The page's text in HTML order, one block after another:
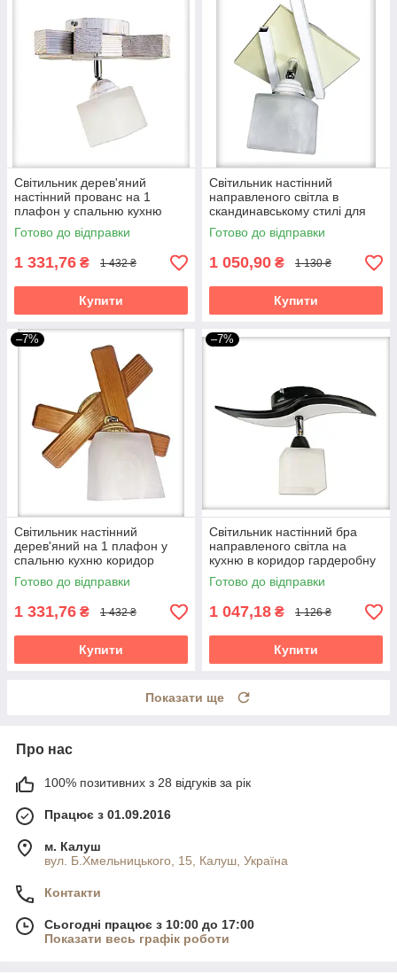
Світильник дерев'яний
настінний прованс на 1
плафон у спальню кухню
коридор гардероб бра
Квадро/1 білий
Готово до відправки
1 331,76 ₴ 1 432 ₴
Купити
Світильник настінний
направленого світла в
скандинавському стилі для
кухні коридору бра Данко/1
біло-бежеве
Готово до відправки
1 050,90 ₴ 1 130 ₴
Купити
–7%
Світильник настінний
дерев'яний на 1 плафон у
спальню кухню коридор
гардероб бра Квадро/1
сонома
Готово до відправки
1 331,76 ₴ 1 432 ₴
Купити
–7%
Світильник настінний бра
направленого світла на
кухню в коридор гардеробну
дитячу спальню Зоряна/1
чорно-біла
Готово до відправки
1 047,18 ₴ 1 126 ₴
Купити
Показати ще
Про нас
100% позитивних з 28 відгуків за рік
Працює з 01.09.2016
м. Калуш
вул. Б.Хмельницького, 15, Калуш, Україна
Контакти
Сьогодні працює з 10:00 до 17:00
Показати весь графік роботи